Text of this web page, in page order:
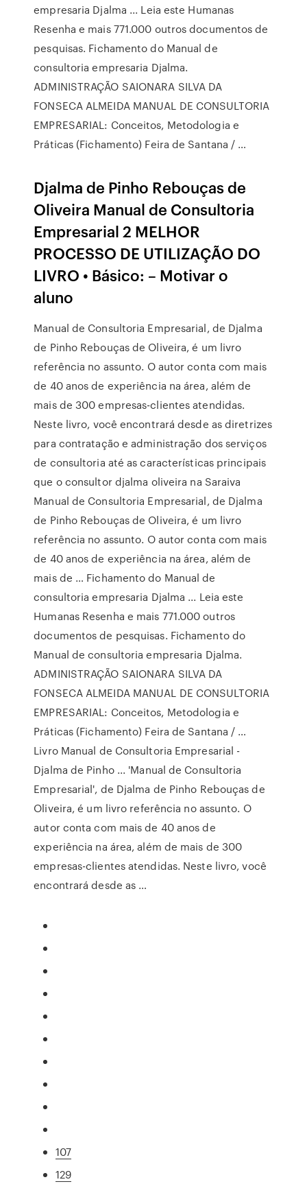
empresaria Djalma ... Leia este Humanas
Resenha e mais 771.000 outros documentos de
pesquisas. Fichamento do Manual de
consultoria empresaria Djalma.
ADMINISTRAÇÃO SAIONARA SILVA DA
FONSECA ALMEIDA MANUAL DE CONSULTORIA
EMPRESARIAL: Conceitos, Metodologia e
Práticas (Fichamento) Feira de Santana / …
Djalma de Pinho Rebouças de
Oliveira Manual de Consultoria
Empresarial 2 MELHOR
PROCESSO DE UTILIZAÇÃO DO
LIVRO • Básico: – Motivar o
aluno
Manual de Consultoria Empresarial, de Djalma
de Pinho Rebouças de Oliveira, é um livro
referência no assunto. O autor conta com mais
de 40 anos de experiência na área, além de
mais de 300 empresas-clientes atendidas.
Neste livro, você encontrará desde as diretrizes
para contratação e administração dos serviços
de consultoria até as características principais
que o consultor djalma oliveira na Saraiva
Manual de Consultoria Empresarial, de Djalma
de Pinho Rebouças de Oliveira, é um livro
referência no assunto. O autor conta com mais
de 40 anos de experiência na área, além de
mais de … Fichamento do Manual de
consultoria empresaria Djalma ... Leia este
Humanas Resenha e mais 771.000 outros
documentos de pesquisas. Fichamento do
Manual de consultoria empresaria Djalma.
ADMINISTRAÇÃO SAIONARA SILVA DA
FONSECA ALMEIDA MANUAL DE CONSULTORIA
EMPRESARIAL: Conceitos, Metodologia e
Práticas (Fichamento) Feira de Santana / …
Livro Manual de Consultoria Empresarial -
Djalma de Pinho ... 'Manual de Consultoria
Empresarial', de Djalma de Pinho Rebouças de
Oliveira, é um livro referência no assunto. O
autor conta com mais de 40 anos de
experiência na área, além de mais de 300
empresas-clientes atendidas. Neste livro, você
encontrará desde as …
107
129